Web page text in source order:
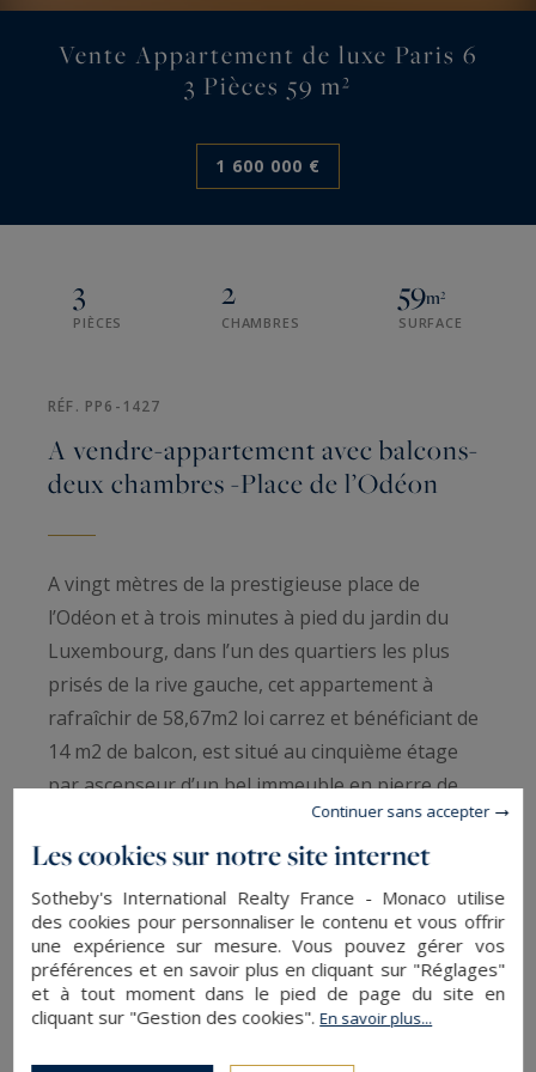
Vente Appartement de luxe Paris 6
3 Pièces 59 m²
1 600 000 €
3
PIÈCES
2
CHAMBRES
59m²
SURFACE
RÉF. PP6-1427
A vendre-appartement avec balcons-
deux chambres -Place de l’Odéon
A vingt mètres de la prestigieuse place de
l’Odéon et à trois minutes à pied du jardin du
Luxembourg, dans l’un des quartiers les plus
prisés de la rive gauche, cet appartement à
rafraîchir de 58,67m2 loi carrez et bénéficiant de
14 m2 de balcon, est situé au cinquième étage
par ascenseur d’un bel immeuble en pierre de
Traversant Est-Ouest, il profite d’une luminosité
remarquable tout au long de la journée. Son
agencement fonctionnel comprend: une entrée,
un agréable séjour ouvrant sur un large balcon
exposé ouest, deux chambres ouvrant aussi sur
Les cookies sur notre site internet
Sotheby's International Realty France - Monaco utilise
des cookies pour personnaliser le contenu et vous offrir
une expérience sur mesure. Vous pouvez gérer vos
préférences et en savoir plus en cliquant sur "Réglages"
et à tout moment dans le pied de page du site en
cliquant sur "Gestion des cookies".En savoir plus...
Continuer sans accepter